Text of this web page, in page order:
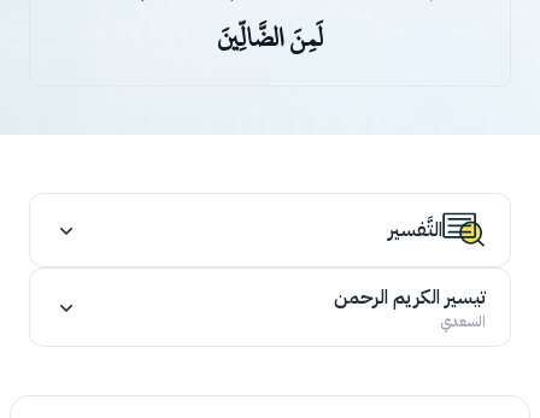
لَمِنَ الضَّالِّينَ
التَّفسير
تيسير الكريم الرحمن
السعدي